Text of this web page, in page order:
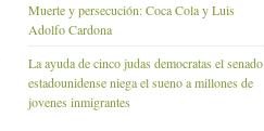
Muerte y persecución: Coca Cola y Luis
Adolfo Cardona
La ayuda de cinco judas democratas el senado
estadounidense niega el sueno a millones de
jovenes inmigrantes